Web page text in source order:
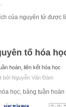
của nguyên tử được
tố hóa
hoàn, liên kết hóa học
bởi Nguyễn Văn Đàm
học, bảng tuần